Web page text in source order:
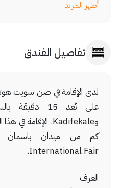
أظهر المزيد
تفاصيل الفندق
لدى الإقامة في صن سويت
على بُعد 15
International Fair.
الغرف